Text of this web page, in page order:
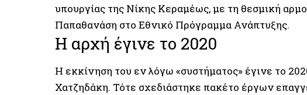
υπουργίας της Νίκης Κεραμέως, με τη θεσμική
Παπαθανάση στο Εθνικό Πρόγραμμα Ανάπτυξης.
Η αρχή έγινε το 2020
Η εκκίνηση του εν λόγω «συστήματος» έγινε το
Χατζηδάκη. Τότε σχεδιάστηκε πακέτο έργων